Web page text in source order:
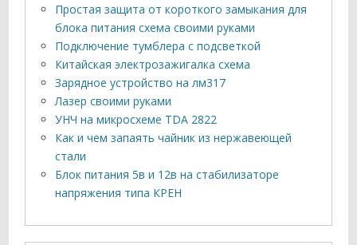
Простая защита от короткого замыкания для
блока питания схема своими руками
Подключение тумблера с подсветкой
Китайская электрозажигалка схема
Зарядное устройство на лм317
Лазер своими руками
УНЧ на микросхеме TDA 2822
Как и чем запаять чайник из нержавеющей
стали
Блок питания 5в и 12в на стабилизаторе
напряжения типа КРЕН